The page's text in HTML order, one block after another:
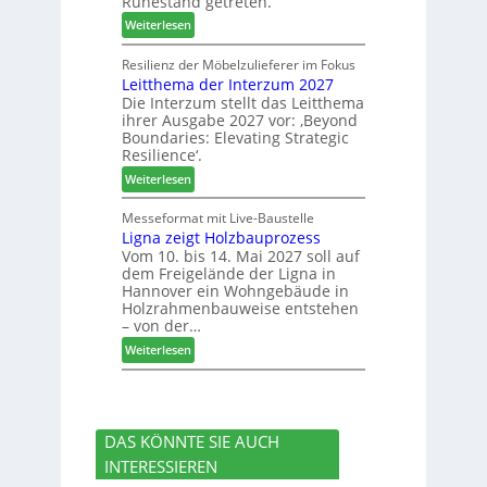
u
c
e
e
s
s
e
r
u
n
g
e
n
m
m
l
u
n
g
:
N
e
u
e
r
V
o
r
t
a
n
Weiterlesen:
J
o
w
a
t
-
V
o
r
s
t
a
n
d
v
e
r
a
c
i
Resilienz der Möbelzulieferer im Fokus
Leitthema der Interzum 2027
Die Interzum stellt das Leitthema
ihrer Ausgabe 2027 vor: ‚Beyond
Boundaries: Elevating Strategic
Resilience‘.
Weiterlesen:
L
e
i
t
t
h
e
m
a
d
I
n
t
Messeformat mit Live-Baustelle
Ligna zeigt Holzbauprozess
Vom 10. bis 14. Mai 2027 soll auf
dem Freigelände der Ligna in
Hannover ein Wohngebäude in
Holzrahmenbauweise entstehen
– von der…
Weiterlesen:
L
n
a
z
DAS KÖNNTE SIE AUCH
INTERESSIEREN